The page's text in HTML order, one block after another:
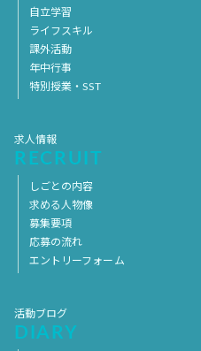
自立学習
ライフスキル
課外活動
年中行事
特別授業・SST
求人情報
RECRUIT
しごとの内容
求める人物像
募集要項
応募の流れ
エントリーフォーム
活動ブログ
DIARY